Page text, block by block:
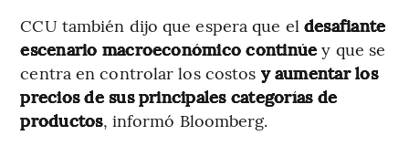
CCU también dijo que espera que el desafiante
escenario macroeconómico continúe y que se
centra en controlar los costos y aumentar los
precios de sus principales categorías de
productos, informó Bloomberg.